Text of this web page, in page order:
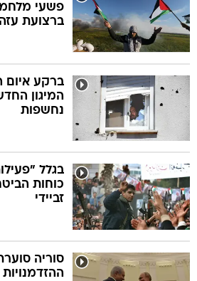
פשעי
ברצועת עזה
ברקע איום
המיגון
נחשפות
בגלל
כוחות
זביידי
סוריה